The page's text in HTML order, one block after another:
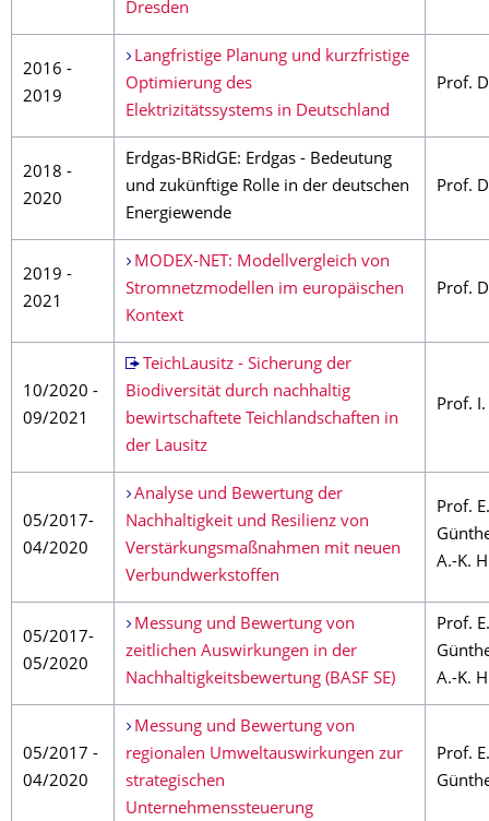
Dresden
2016 -
2019
Langfristige Planung und kurzfristige
Optimierung des
Elektrizitätssystems in Deutschland
Prof.
2018 -
2020
Erdgas-BRidGE: Erdgas - Bedeutung
und zukünftige Rolle in der deutschen
Energiewende
Prof.
2019 -
2021
MODEX-NET: Modellvergleich von
Stromnetzmodellen im europäischen
Kontext
Prof.
10/2020 -
09/2021
TeichLausitz - Sicherung der
Biodiversität durch nachhaltig
bewirtschaftete Teichlandschaften in
der Lausitz
Prof. I.
05/2017-
04/2020
Analyse und Bewertung der
Nachhaltigkeit und Resilienz von
Verstärkungsmaßnahmen mit neuen
Verbundwerkstoffen
Prof. E.
A.-K.
05/2017-
05/2020
Messung und Bewertung von
zeitlichen Auswirkungen in der
Nachhaltigkeitsbewertung (BASF SE)
Prof. E.
A.-K.
05/2017 -
04/2020
Messung und Bewertung von
regionalen Umweltauswirkungen zur
strategischen
Unternehmenssteuerung
Prof. E.